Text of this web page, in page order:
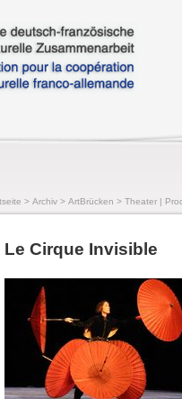
> Archiv > ArtBrücken > Theater |
Le Cirque Invisible